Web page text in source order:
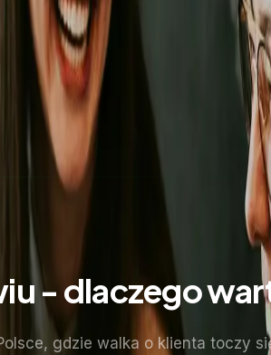
- dlaczego
gdzie walka o klienta toczy